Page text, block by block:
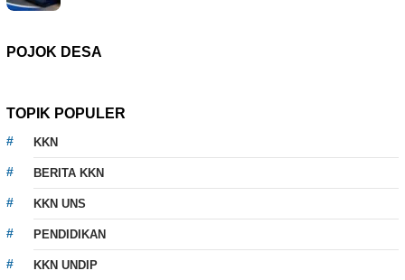
POJOK DESA
TOPIK POPULER
KKN
BERITA KKN
KKN UNS
PENDIDIKAN
KKN UNDIP